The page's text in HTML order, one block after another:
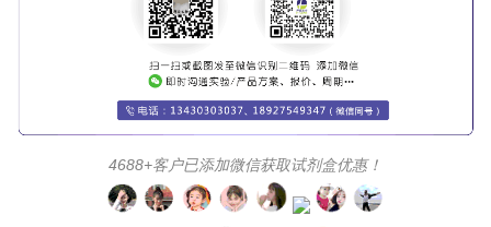
4688+客户已添加微信获取试剂盒优惠！